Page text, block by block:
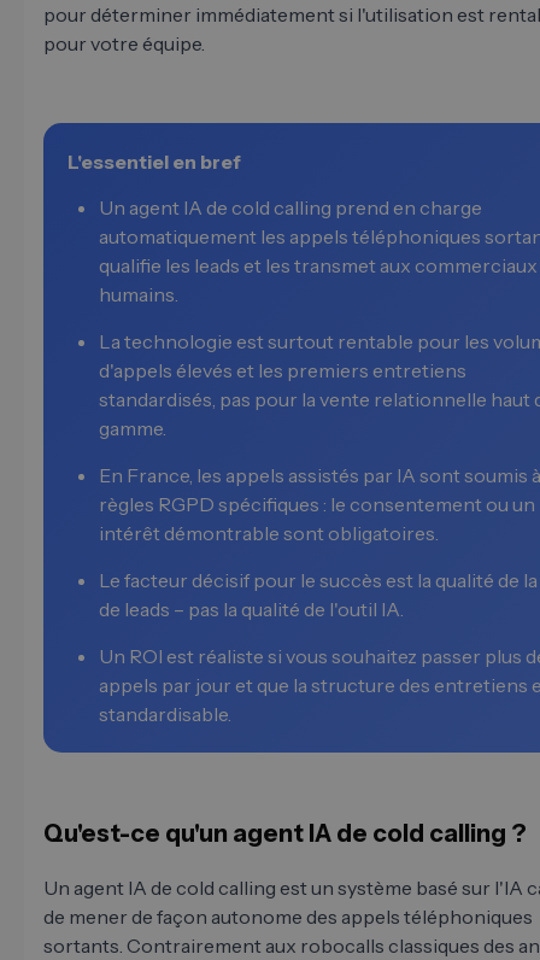
pour déterminer immédiatement si l'utilisation est
pour votre équipe.
L'essentiel en bref
Un agent IA de cold calling prend en charge
automatiquement les appels téléphoniques
qualifie les leads et les transmet aux commerciaux
humains.
La technologie est surtout rentable pour les
d'appels élevés et les premiers entretiens
standardisés, pas pour la vente relationnelle haut
gamme.
En France, les appels assistés par IA sont soumis
règles RGPD spécifiques : le consentement ou un
intérêt démontrable sont obligatoires.
Le facteur décisif pour le succès est la qualité de
de leads – pas la qualité de l'outil IA.
Un ROI est réaliste si vous souhaitez passer plus
appels par jour et que la structure des entretiens
standardisable.
Qu'est-ce qu'un agent IA de cold calling ?
Un agent IA de cold calling est un système basé sur l'IA
de mener de façon autonome des appels téléphoniques
sortants. Contrairement aux robocalls classiques des